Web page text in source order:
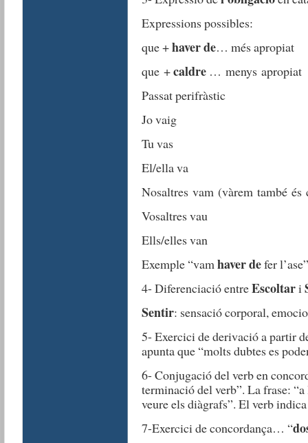
Expressions possibles:
que +haver de… més apropiat
que +caldre… menys apropiat
Passat perifràstic
Jo vaig
Tu vas
El/ella va
Nosaltres vam (vàrem també
Vosaltres vau
Ells/elles van
Exemple “vamhaver defer
4- Diferenciació entreEscoltari
Sentir: sensació corporal,
5- Exercici de derivació a partir
apunta que “molts dubtes es
6- Conjugació del verb en
terminació del verb”. La frase:
veure els diàgrafs”. El verb
7-Exercici de concordança… “